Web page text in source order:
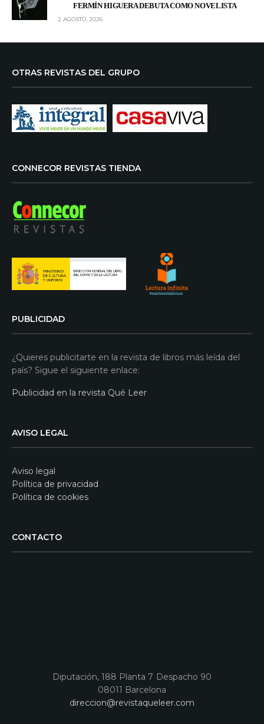
FERMÍN HIGUERA DEBUTA COMO NOVELISTA
2 AGOSTO, 2026
OTRAS REVISTAS DEL GRUPO
CONNECOR REVISTAS TIENDA
PUBLICIDAD
¿Quieres publicitarte en la revista de libros más leída del
país? Sigue el siguiente enlace:
Publicidad en la revista Qué Leer
AVISO LEGAL
Aviso legal
Política de privacidad
Política de cookies
CONTACTO
Diputación, 188 Planta 7 Despacho 90
08011 Barcelona
direccion@revistaqueleer.com